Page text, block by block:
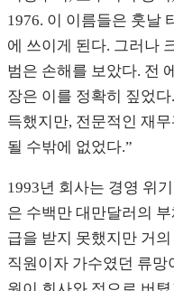
1976. 이 이름들은 훗날
에 쓰이게 된다. 그러나
범은 손해를 보았다. 전
장은 이를 정확히 짚었
득했지만, 전문적인 재
될 수밖에 없었다.”
1993년 회사는 경영 위
은 수백만 대만달러의
급을 받지 못했지만 거
직원이자 가수였던 류망